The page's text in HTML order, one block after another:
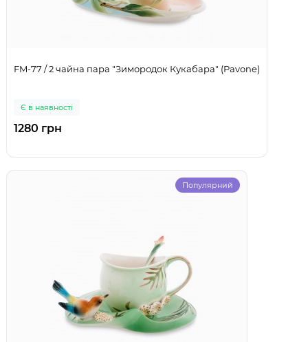
FM-77 / 2 чайна пара "Зимородок Кукабара" (Pavone)
Є в наявності
1280 грн
Популярний